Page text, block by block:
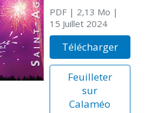
PDF| 2,13 Mo |
15 Juillet 2024
Télécharger
Feuilleter
sur
Calaméo